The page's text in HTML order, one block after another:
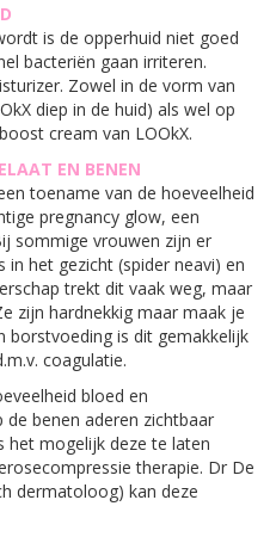
is de opperhuid niet goed
bacteriën gaan irriteren.
Zowel in de vorm van
diep in de huid) als wel op
cream van LOOkX.
EN BENEN
toename van de hoeveelheid
pregnancy glow, een
sommige vrouwen zijn er
het gezicht (spider neavi) en
trekt dit vaak weg, maar
zijn hardnekkig maar maak je
borstvoeding is dit gemakkelijk
coagulatie.
bloed en
benen aderen zichtbaar
het mogelijk deze te laten
therapie. Dr De
dermatoloog) kan deze